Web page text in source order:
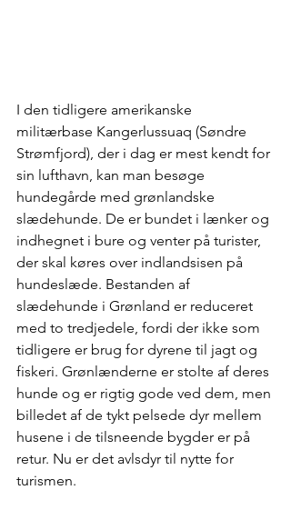
I den tidligere amerikanske
militærbase Kangerlussuaq (Søndre
Strømfjord), der i dag er mest kendt for
sin lufthavn, kan man besøge
hundegårde med grønlandske
slædehunde. De er bundet i lænker og
indhegnet i bure og venter på turister,
der skal køres over indlandsisen på
hundeslæde. Bestanden af
slædehunde i Grønland er reduceret
med to tredjedele, fordi der ikke som
tidligere er brug for dyrene til jagt og
fiskeri. Grønlænderne er stolte af deres
hunde og er rigtig gode ved dem, men
billedet af de tykt pelsede dyr mellem
husene i de tilsneende bygder er på
retur. Nu er det avlsdyr til nytte for
turismen.